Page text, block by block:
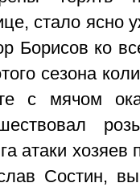
стало ясно
Борисов ко
сезона
с мячом
атаки хозяев
Состин,